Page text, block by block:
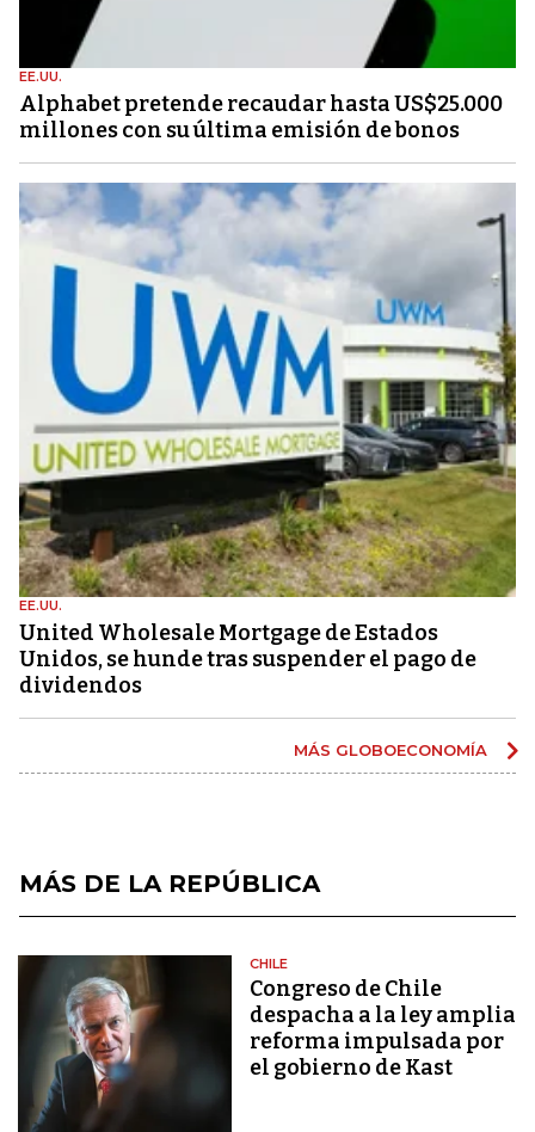
EE.UU.
Alphabet pretende recaudar hasta US$25.000
millones con su última emisión de bonos
EE.UU.
United Wholesale Mortgage de Estados
Unidos, se hunde tras suspender el pago de
dividendos
MÁS GLOBOECONOMÍA
MÁS DE LA REPÚBLICA
CHILE
Congreso de Chile
despacha a la ley amplia
reforma impulsada por
el gobierno de Kast